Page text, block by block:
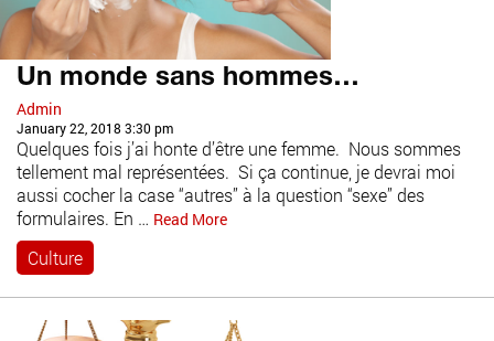
Un monde sans hommes…
Admin
January 22, 2018 3:30 pm
Quelques fois j’ai honte d’être une femme. Nous sommes
tellement mal représentées. Si ça continue, je devrai moi
aussi cocher la case “autres” à la question “sexe” des
formulaires. En … Read More
Culture